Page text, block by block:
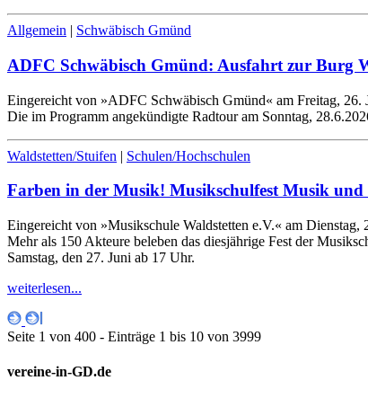
Allgemein | Schwäbisch Gmünd
ADFC Schwäbisch Gmünd: Ausfahrt zur Burg
Eingereicht von »ADFC Schwäbisch Gmünd« am Freitag, 26.
Die im Programm angekündigte Radtour am Sonntag, 28.6.
Waldstetten/Stuifen | Schulen/Hochschulen
Farben in der Musik! Musikschulfest Musik
Eingereicht von »Musikschule Waldstetten e.V.« am Dienstag,
Mehr als 150 Akteure beleben das diesjährige Fest der
Samstag, den 27. Juni ab 17 Uhr.
weiterlesen...
Seite 1 von 400 - Einträge 1 bis 10 von 3999
vereine-in-GD.de